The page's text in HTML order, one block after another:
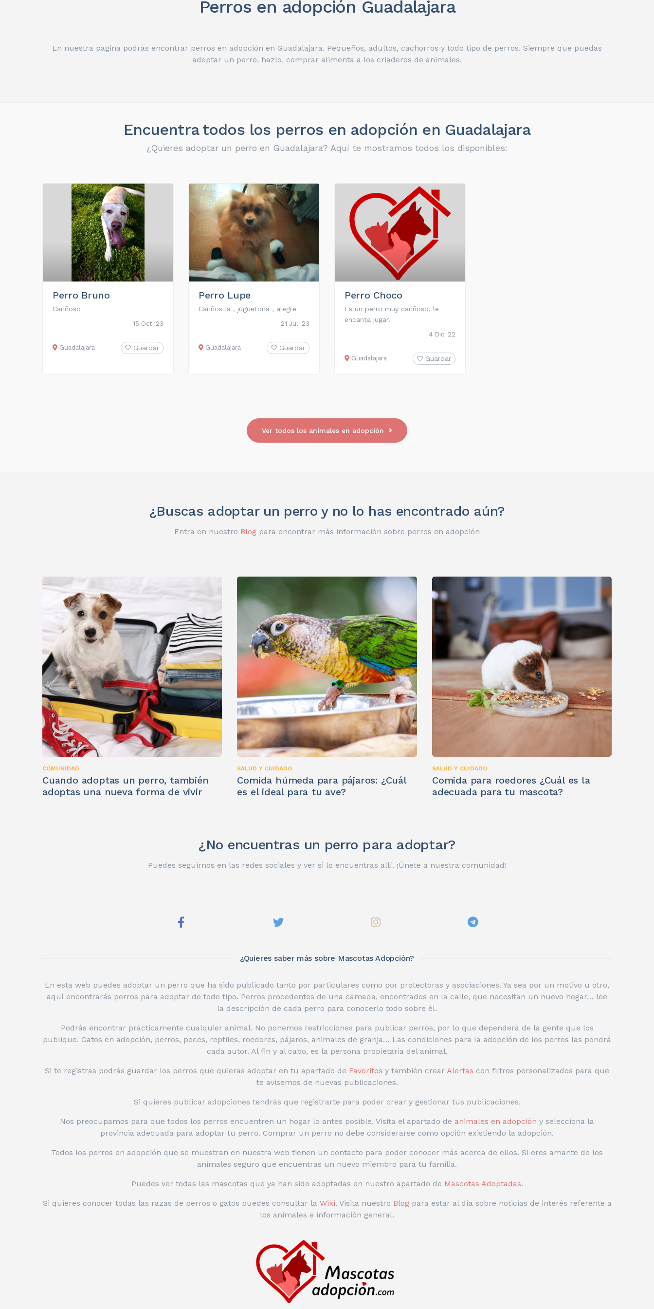
Perros en adopción Guadalajara
En nuestra página podrás encontrar perros en adopción en Guadalajara. Pequeños, adultos, cachorros y todo tipo de perros. Siempre que puedas
adoptar un perro, hazlo, comprar alimenta a los criaderos de animales.
Encuentra todos los perros en adopción en Guadalajara
¿Quieres adoptar un perro en Guadalajara? Aquí te mostramos todos los disponibles:
Perro Bruno
Cariñoso
15 Oct '23
Guadalajara Guardar
Perro Lupe
Cariñosita , juguetona , alegre
21 Jul '23
Guadalajara Guardar
Perro Choco
Es un perro muy cariñoso, le
encanta jugar.
4 Dic '22
Guadalajara Guardar
Ver todos los animales en adopción
¿Buscas adoptar un perro y no lo has encontrado aún?
Entra en nuestro Blog para encontrar más información sobre perros en adopción
COMUNIDAD
Cuando adoptas un perro, también
adoptas una nueva forma de vivir
SALUD Y CUIDADO
Comida húmeda para pájaros: ¿Cuál
es el ideal para tu ave?
SALUD Y CUIDADO
Comida para roedores ¿Cuál es la
adecuada para tu mascota?
¿No encuentras un perro para adoptar?
Puedes seguirnos en las redes sociales y ver si lo encuentras allí. ¡Únete a nuestra comunidad!
¿Quieres saber más sobre Mascotas Adopción?
En esta web puedes adoptar un perro que ha sido publicado tanto por particulares como por protectoras y asociaciones. Ya sea por un motivo u otro,
aquí encontrarás perros para adoptar de todo tipo. Perros procedentes de una camada, encontrados en la calle, que necesitan un nuevo hogar… lee
la descripción de cada perro para conocerlo todo sobre él.
Podrás encontrar prácticamente cualquier animal. No ponemos restricciones para publicar perros, por lo que dependerá de la gente que los
publique. Gatos en adopción, perros, peces, reptiles, roedores, pájaros, animales de granja… Las condiciones para la adopción de los perros las pondrá
cada autor. Al fin y al cabo, es la persona propietaria del animal.
Si te registras podrás guardar los perros que quieras adoptar en tu apartado de Favoritos y también crear Alertas con filtros personalizados para que
te avisemos de nuevas publicaciones.
Si quieres publicar adopciones tendrás que registrarte para poder crear y gestionar tus publicaciones.
Nos preocupamos para que todos los perros encuentren un hogar lo antes posible. Visita el apartado de animales en adopción y selecciona la
provincia adecuada para adoptar tu perro. Comprar un perro no debe considerarse como opción existiendo la adopción.
Todos los perros en adopción que se muestran en nuestra web tienen un contacto para poder conocer más acerca de ellos. Si eres amante de los
animales seguro que encuentras un nuevo miembro para tu familia.
Puedes ver todas las mascotas que ya han sido adoptadas en nuestro apartado de Mascotas Adoptadas.
Si quieres conocer todas las razas de perros o gatos puedes consultar la Wiki. Visita nuestro Blog para estar al día sobre noticias de interés referente a
los animales e información general.